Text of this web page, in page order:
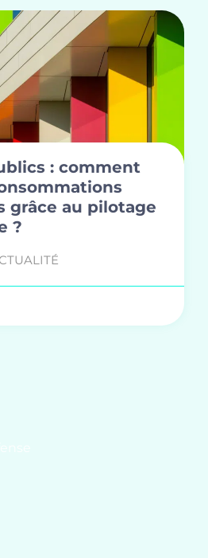
: comment
grâce au pilotage
?